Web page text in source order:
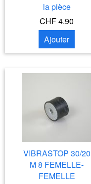
la pièce
CHF 4.90
Ajouter
VIBRASTOP 30/20
M 8 FEMELLE-
FEMELLE